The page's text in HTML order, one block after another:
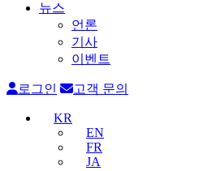
뉴스
언론
기사
이벤트
로그인 고객 문의
KR
EN
FR
JA